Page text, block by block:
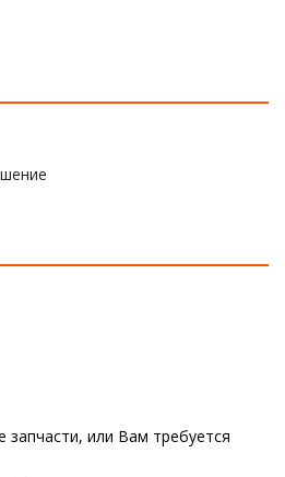
или Вам требуется